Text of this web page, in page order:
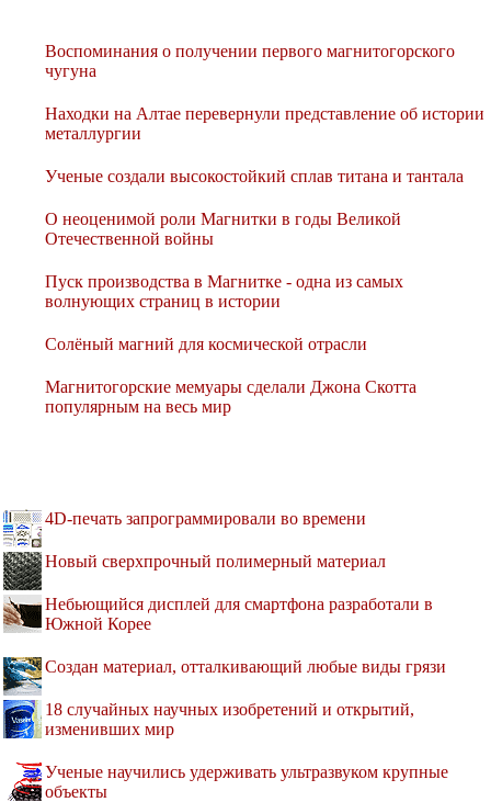
Воспоминания о получении первого магнитогорского
чугуна
Находки на Алтае перевернули представление об истории
металлургии
Ученые создали высокостойкий сплав титана и тантала
О неоценимой роли Магнитки в годы Великой
Отечественной войны
Пуск производства в Магнитке - одна из самых
волнующих страниц в истории
Солёный магний для космической отрасли
Магнитогорские мемуары сделали Джона Скотта
популярным на весь мир
4D-печать запрограммировали во времени
Новый сверхпрочный полимерный материал
Небьющийся дисплей для смартфона разработали в
Южной Корее
Создан материал, отталкивающий любые виды грязи
18 случайных научных изобретений и открытий,
изменивших мир
Ученые научились удерживать ультразвуком крупные
объекты